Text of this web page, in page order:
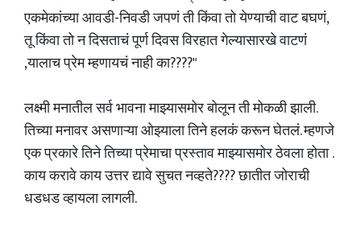
एकमेकांच्या आवडी-निवडी जपणं ती किंवा तो येण्याची वाट बघणं,
तू किंवा तो न दिसताचं पूर्ण दिवस विरहात गेल्यासारखे वाटणं
,यालाच प्रेम म्हणायचं नाही का????"
लक्ष्मी मनातील सर्व भावना माझ्यासमोर बोलून ती मोकळी झाली.
तिच्या मनावर असणाऱ्या ओझ्याला तिने हलकं करून घेतलं. म्हणजे
एक प्रकारे तिने तिच्या प्रेमाचा प्रस्ताव माझ्यासमोर ठेवला होता .
काय करावे काय उत्तर द्यावे सुचत नव्हते???? छातीत जोराची
धडधड व्हायला लागली.